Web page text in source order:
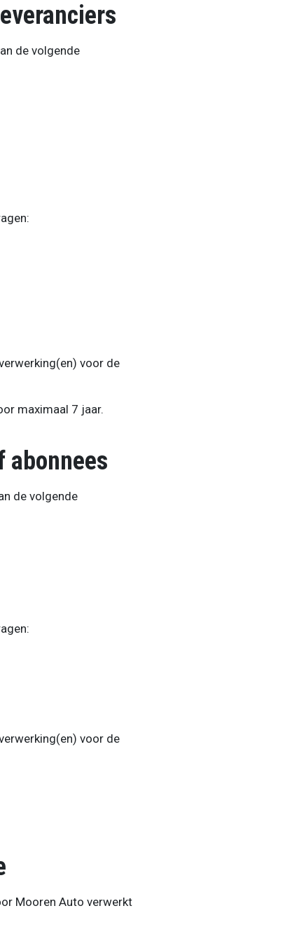
de volgende
voor de
maximaal 7 jaar.
abonnees
de volgende
voor de
Mooren Auto verwerkt